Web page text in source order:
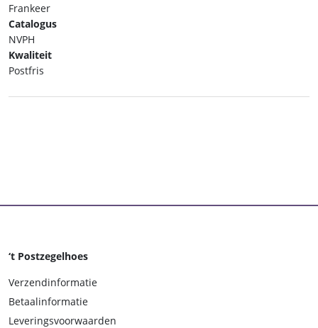
Frankeer
Catalogus
NVPH
Kwaliteit
Postfris
‘t Postzegelhoes
Verzendinformatie
Betaalinformatie
Leveringsvoorwaarden